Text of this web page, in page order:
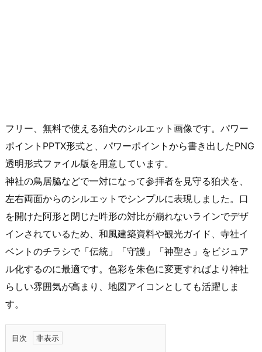
フリー、無料で使える狛犬のシルエット画像です。パワー
ポイントPPTX形式と、パワーポイントから書き出したPNG
透明形式ファイル版を用意しています。
神社の鳥居脇などで一対になって参拝者を見守る狛犬を、
左右両面からのシルエットでシンプルに表現しました。口
を開けた阿形と閉じた吽形の対比が崩れないラインでデザ
インされているため、和風建築資料や観光ガイド、寺社イ
ベントのチラシで「伝統」「守護」「神聖さ」をビジュア
ル化するのに最適です。色彩を朱色に変更すればより神社
らしい雰囲気が高まり、地図アイコンとしても活躍しま
す。
目次